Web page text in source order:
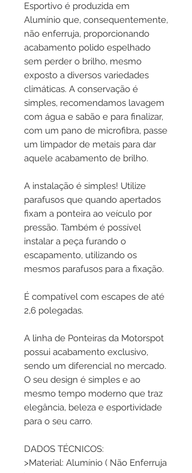
Esportivo é produzida em
Alumínio que, consequentemente,
não enferruja, proporcionando
acabamento polido espelhado
sem perder o brilho, mesmo
exposto a diversos variedades
climáticas. A conservação é
simples, recomendamos lavagem
com água e sabão e para finalizar,
com um pano de microfibra, passe
um limpador de metais para dar
aquele acabamento de brilho.
A instalação é simples! Utilize
parafusos que quando apertados
fixam a ponteira ao veículo por
pressão. Também é possível
instalar a peça furando o
escapamento, utilizando os
mesmos parafusos para a fixação.
É compatível com escapes de até
2,6 polegadas.
A linha de Ponteiras da Motorspot
possui acabamento exclusivo,
sendo um diferencial no mercado.
O seu design é simples e ao
mesmo tempo moderno que traz
elegância, beleza e esportividade
para o seu carro.
DADOS TÉCNICOS:
>Material: Alumínio ( Não Enferruja